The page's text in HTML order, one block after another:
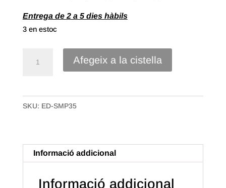
Entrega de 2 a 5 dies hàbils
3 en estoc
Polipropilè
Metal·litzat
Color
Plata
Brillant
Afegeix a la cistella
SKU: ED-SMP35
Informació addicional
Informació addicional